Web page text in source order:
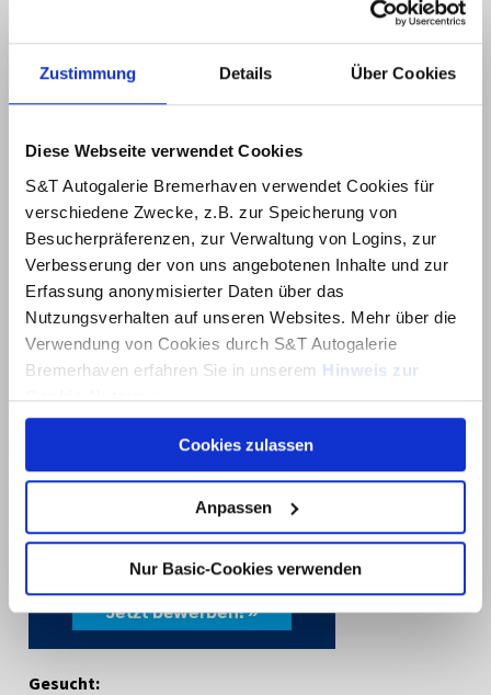
Zustimmung Details Über Cookies
Diese Webseite verwendet Cookies
S&T Autogalerie Bremerhaven verwendet Cookies für
verschiedene Zwecke, z.B. zur Speicherung von
Besucherpräferenzen, zur Verwaltung von Logins, zur
Verbesserung der von uns angebotenen Inhalte und zur
Erfassung anonymisierter Daten über das
Nutzungsverhalten auf unseren Websites. Mehr über die
Verwendung von Cookies durch S&T Autogalerie
Bremerhaven erfahren Sie in unserem Hinweis zur
Cookie-Nutzung.
Über dieses Banner können Sie auswählen, welche
Cookies von dieser Website Sie akzeptieren möchten.
Bitte beachten Sie, dass die Deaktivierung von Cookies
dazu führen kann, dass einige Inhalte der Website anders
Computer oder Gerät ermöglicht es Ihnen
Cookies automatisch abzulehnen. Mehr Informationen
Cookies zulassen
Anpassen
Nur Basic-Cookies verwenden
Öffnungszeiten
Werkstatt
Mo. – Fr.: 07:30 – 17:00 Uhr
Sa.: 09:00 – 13:00 Uhr
Verkauf
Mo. – Fr.: 08:00 – 18:00 Uhr
Sa.: 09:00 – 14:00 Uhr
Sonntag ist Schautag!
Jeden Sonntag von 11:00 bis 17:00 Uhr
Kein Verkauf oder Verkaufsberatung möglich
Telefon:0471 308 340 0
info@hyundaibremerhaven.de
Kontaktieren Sie uns!
Gesucht: